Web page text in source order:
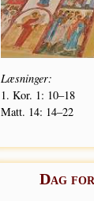
Læs­nin­ger:
1. Kor. 1: 10–18
Matt. 14: 14–22
Dag